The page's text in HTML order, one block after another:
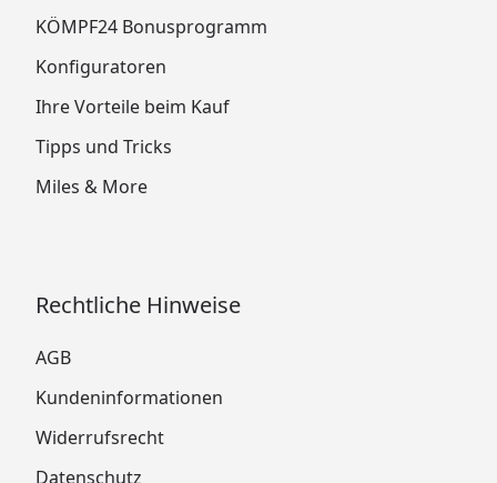
KÖMPF24 Bonusprogramm
Konfiguratoren
Ihre Vorteile beim Kauf
Tipps und Tricks
Miles & More
Rechtliche Hinweise
AGB
Kundeninformationen
Widerrufsrecht
Datenschutz